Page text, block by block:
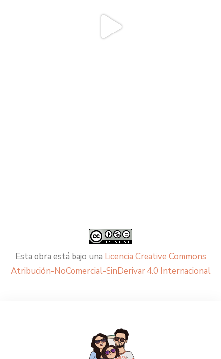
Esta obra está bajo una Licencia Creative Commons
Atribución-NoComercial-SinDerivar 4.0 Internacional